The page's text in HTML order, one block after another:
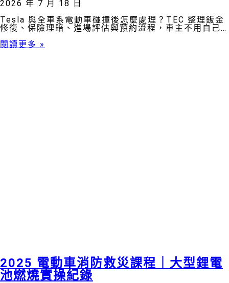
2026 年 7 月 18 日
Tesla 與全車系電動車碰撞後怎麼處理？TEC 整理鈑金
修復、保險理賠、進場評估與預約流程，車主不用自己
閱讀更多 »
2025 電動車消防救災課程｜大型鋰電
池燃燒實操紀錄